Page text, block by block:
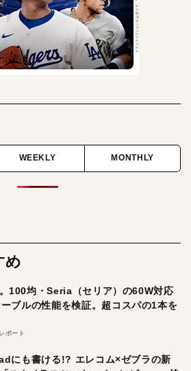
WEEKLY MONTHLY
め
100均・Seria（セリア）の60W対応
ブルの性能を検証。超コスパの1本を
レポート
にも書ける!? エレコム×ゼブラの新